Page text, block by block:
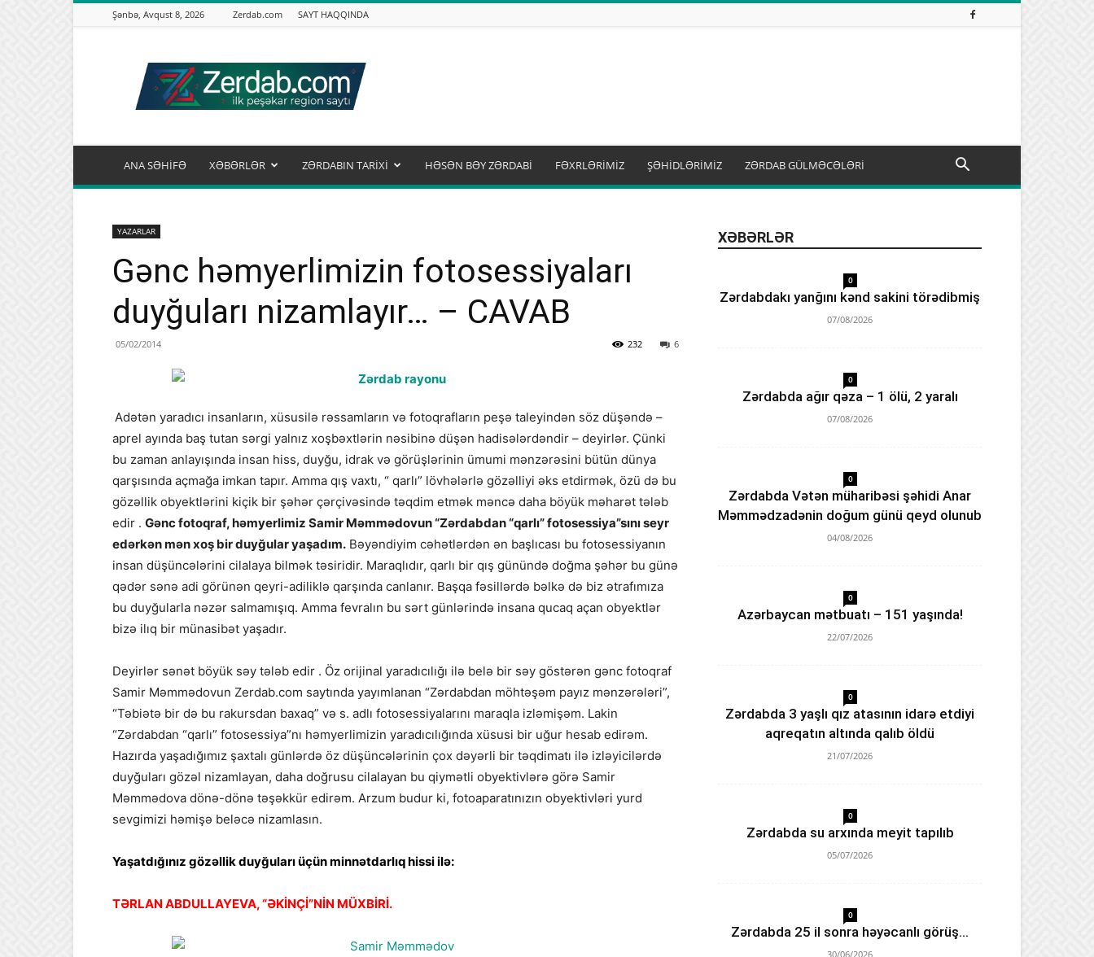
Şənbə, Avqust 8, 2026 Zerdab.com SAYT HAQQINDA
ANA SƏHİFƏ XƏBƏRLƏR ZƏRDABIN TARİXİ HƏSƏN BƏY ZƏRDABİ FƏXRLƏRİMİZ ŞƏHİDLƏRİMİZ ZƏRDAB GÜLMƏCƏLƏRİ
YAZARLAR
Gənc həmyerlimizin fotosessiyaları
duyğuları nizamlayır… – CAVAB
05/02/2014 6
232
Adətən yaradıcı insanların, xüsusilə rəssamların və fotoqrafların peşə taleyindən söz düşəndə –
aprel ayında baş tutan sərgi yalnız xoşbəxtlərin nəsibinə düşən hadisələrdəndir – deyirlər. Çünki
bu zaman anlayışında insan hiss, duyğu, idrak və görüşlərinin ümumi mənzərəsini bütün dünya
qarşısında açmağa imkan tapır. Amma qış vaxtı, “ qarlı” lövhələrlə gözəlliyi əks etdirmək, özü də bu
gözəllik obyektlərini kiçik bir şəhər çərçivəsində təqdim etmək məncə daha böyük məharət tələb
edir . Gənc fotoqraf, həmyerlimiz Samir Məmmədovun “Zərdabdan “qarlı” fotosessiya”sını seyr
edərkən mən xoş bir duyğular yaşadım. Bəyəndiyim cəhətlərdən ən başlıcası bu fotosessiyanın
insan düşüncələrini cilalaya bilmək təsiridir. Maraqlıdır, qarlı bir qış günündə doğma şəhər bu günə
qədər sənə adi görünən qeyri-adiliklə qarşında canlanır. Başqa fəsillərdə bəlkə də biz ətrafımıza
bu duyğularla nəzər salmamışıq. Amma fevralın bu sərt günlərində insana qucaq açan obyektlər
bizə ilıq bir münasibət yaşadır.
Deyirlər sənət böyük səy tələb edir . Öz orijinal yaradıcılığı ilə belə bir səy göstərən gənc fotoqraf
Samir Məmmədovun Zerdab.com saytında yayımlanan “Zərdabdan möhtəşəm payız mənzərələri”,
“Təbiətə bir də bu rakursdan baxaq” və s. adlı fotosessiyalarını maraqla izləmişəm. Lakin
“Zərdabdan “qarlı” fotosessiya”nı həmyerlimizin yaradıcılığında xüsusi bir uğur hesab edirəm.
Hazırda yaşadığımız şaxtalı günlərdə öz düşüncələrinin çox dəyərli bir təqdimatı ilə izləyicilərdə
duyğuları gözəl nizamlayan, daha doğrusu cilalayan bu qiymətli obyektivlərə görə Samir
Məmmədova dönə-dönə təşəkkür edirəm. Arzum budur ki, fotoaparatınızın obyektivləri yurd
sevgimizi həmişə beləcə nizamlasın.
Yaşatdığınız gözəllik duyğuları üçün minnətdarlıq hissi ilə:
TƏRLAN ABDULLAYEVA, “ƏKİNÇİ”NİN MÜXBİRİ.
XƏBƏRLƏR
0
Zərdabdakı yanğını kənd sakini törədibmiş
07/08/2026
0
Zərdabda ağır qəza – 1 ölü, 2 yaralı
07/08/2026
0
Zərdabda Vətən müharibəsi şəhidi Anar
Məmmədzadənin doğum günü qeyd olunub
04/08/2026
0
Azərbaycan mətbuatı – 151 yaşında!
22/07/2026
0
Zərdabda 3 yaşlı qız atasının idarə etdiyi
aqreqatın altında qalıb öldü
21/07/2026
0
Zərdabda su arxında meyit tapılıb
05/07/2026
0
Zərdabda 25 il sonra həyəcanlı görüş…
30/06/2026